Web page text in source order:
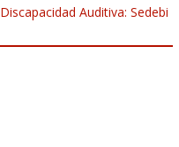
Discapacidad Auditiva: Sedebi